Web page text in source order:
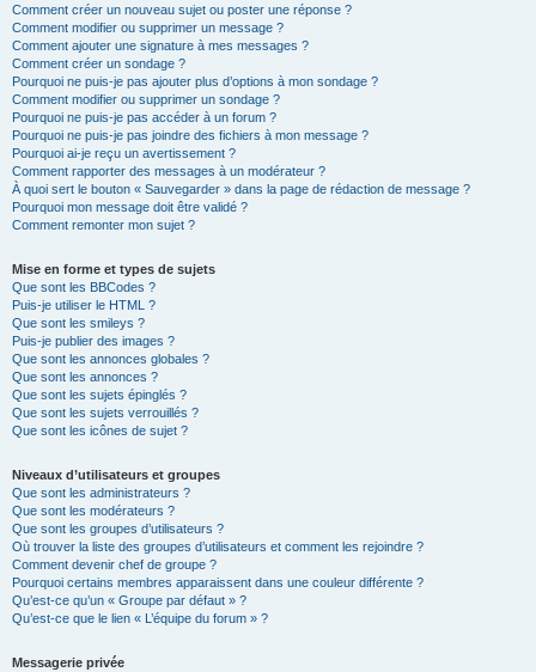
Comment créer un nouveau sujet ou poster une réponse ?
Comment modifier ou supprimer un message ?
Comment ajouter une signature à mes messages ?
Comment créer un sondage ?
Pourquoi ne puis-je pas ajouter plus d’options à mon sondage ?
Comment modifier ou supprimer un sondage ?
Pourquoi ne puis-je pas accéder à un forum ?
Pourquoi ne puis-je pas joindre des fichiers à mon message ?
Pourquoi ai-je reçu un avertissement ?
Comment rapporter des messages à un modérateur ?
À quoi sert le bouton « Sauvegarder » dans la page de rédaction de message ?
Pourquoi mon message doit être validé ?
Comment remonter mon sujet ?
Mise en forme et types de sujets
Que sont les BBCodes ?
Puis-je utiliser le HTML ?
Que sont les smileys ?
Puis-je publier des images ?
Que sont les annonces globales ?
Que sont les annonces ?
Que sont les sujets épinglés ?
Que sont les sujets verrouillés ?
Que sont les icônes de sujet ?
Niveaux d’utilisateurs et groupes
Que sont les administrateurs ?
Que sont les modérateurs ?
Que sont les groupes d’utilisateurs ?
Où trouver la liste des groupes d’utilisateurs et comment les rejoindre ?
Comment devenir chef de groupe ?
Pourquoi certains membres apparaissent dans une couleur différente ?
Qu’est-ce qu’un « Groupe par défaut » ?
Qu’est-ce que le lien « L’équipe du forum » ?
Messagerie privée